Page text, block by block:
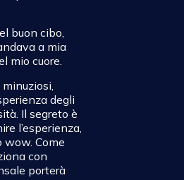
buon cibo,
a mia
mio cuore.
degli
Il segreto è
l’esperienza,
wow. Come
con
porterà